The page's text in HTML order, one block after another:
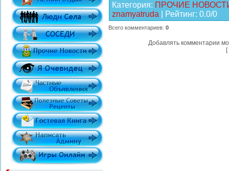
Категория: ПРОЧИЕ
znamyatruda
Рейтинг: 0.0/0
Всего комментариев: 0
Добавлять комментарии
[